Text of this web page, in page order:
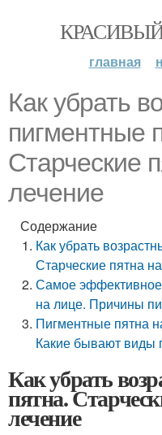
главная
Как убрать
пигментные
Старческие
лечение
Содержание
Как убрать
Старческие пятна
Самое эффективное
на лице. Причины
Пигментные пятна
Какие бывают виды
Как убрать
пятна.
лечение